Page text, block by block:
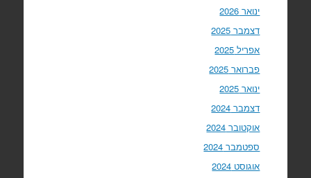
ינואר 2026
דצמבר 2025
אפריל 2025
פברואר 2025
ינואר 2025
דצמבר 2024
אוקטובר 2024
ספטמבר 2024
אוגוסט 2024